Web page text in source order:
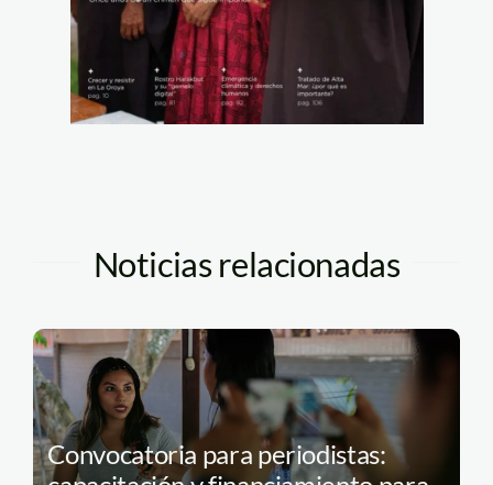
Noticias relacionadas
Convocatoria para periodistas: